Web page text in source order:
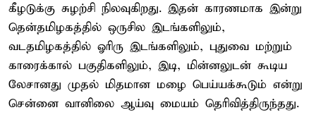
கீழடுக்கு சுழற்சி நிலவுகிறது. இதன் காரணமாக இன்று
தென்தமிழகத்தில் ஒருசில இடங்களிலும்,
வடதமிழகத்தில் ஓரிரு இடங்களிலும், புதுவை மற்றும்
காரைக்கால் பகுதிகளிலும், இடி, மின்னலுடன் கூடிய
லேசானது முதல் மிதமான மழை பெய்யக்கூடும் என்று
சென்னை வானிலை ஆய்வு மையம் தெரிவித்திருந்தது.